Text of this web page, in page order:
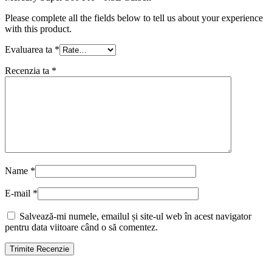
Please complete all the fields below to tell us about your experience
with this product.
Evaluarea ta *
Recenzia ta *
Name *
E-mail *
Salvează-mi numele, emailul și site-ul web în acest navigator
pentru data viitoare când o să comentez.